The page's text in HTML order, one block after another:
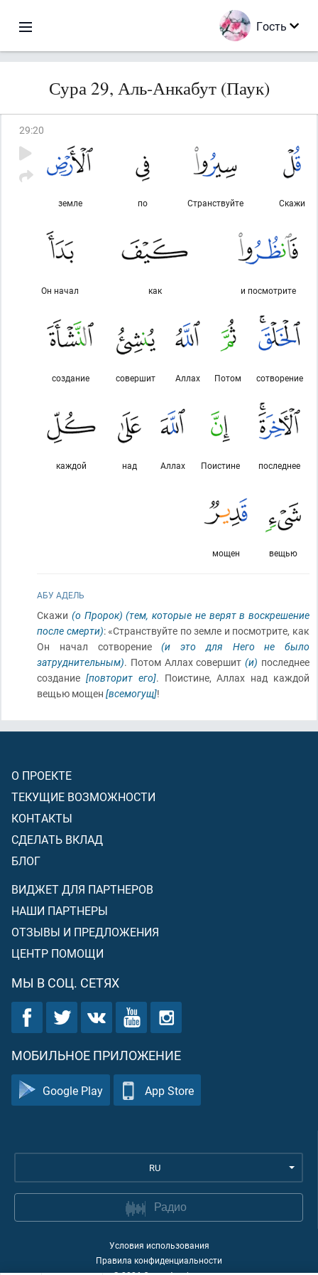
Гость
Сура 29, Аль-Анкабут (Паук)
29:20
Скажи
Странствуйте
по
земле
и посмотрите
как
Он начал
сотворение
Потом
Аллах
совершит
создание
последнее
Поистине
Аллах
над
каждой
вещью
мощен
АБУ АДЕЛЬ
Скажи (о Пророк) (тем, которые не верят в воскрешение
после смерти): «Странствуйте по земле и посмотрите, как
Он начал сотворение(и это для Него не было
затруднительным). Потом Аллах совершит(и) последнее
создание [повторит его]. Поистине, Аллах над каждой
вещью мощен [всемогущ]!
О ПРОЕКТЕ
ТЕКУЩИЕ ВОЗМОЖНОСТИ
КОНТАКТЫ
СДЕЛАТЬ ВКЛАД
БЛОГ
ВИДЖЕТ ДЛЯ ПАРТНЕРОВ
НАШИ ПАРТНЕРЫ
ОТЗЫВЫ И ПРЕДЛОЖЕНИЯ
ЦЕНТР ПОМОЩИ
МЫ В СОЦ. СЕТЯХ
МОБИЛЬНОЕ ПРИЛОЖЕНИЕ
Google Play App Store
RU
Радио
Условия использования
Правила конфиденциальности